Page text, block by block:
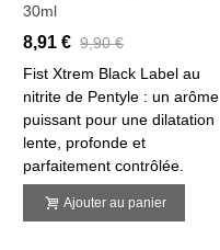
30ml
8,91 € 9,90 €
Fist Xtrem Black Label au
nitrite de Pentyle : un arôme
puissant pour une dilatation
lente, profonde et
parfaitement contrôlée.
Ajouter au panier